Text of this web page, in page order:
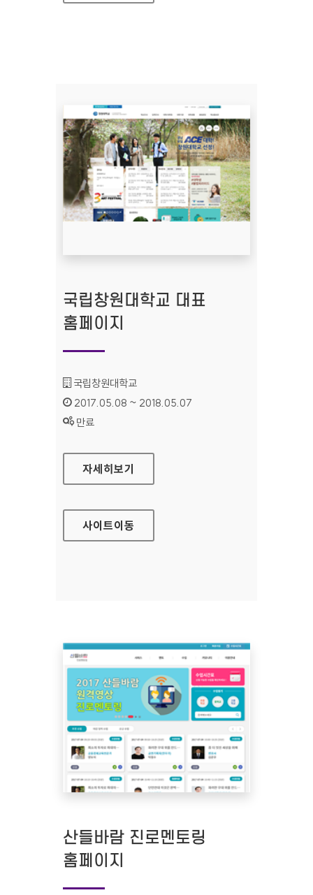
국립창원대학교 대표
홈페이지
기관명 :
국립창원대학교
인증기간 :
2017.05.08 ~ 2018.05.07
상태 :
만료
국립창원대학교 대표 홈페이지
자세히보기
사이트이동
산들바람 진로멘토링
홈페이지